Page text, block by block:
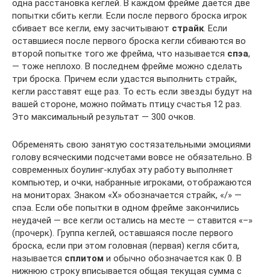
одна расстановка кеглей. В каждом фрейме дается две
попытки сбить кегли. Если после первого броска игрок
сбивает все кегли, ему засчитывают страйк. Если
оставшиеся после первого броска кегли сбиваются во
второй попытке того же фрейма, что называется спэа,
— тоже неплохо. В последнем фрейме можно сделать
три броска. Причем если удастся выполнить страйк,
кегли расставят еще раз. То есть если звезды будут на
вашей стороне, можно поймать птицу счастья 12 раз.
Это максимальный результат — 300 очков.
Обременять свою занятую состязательными эмоциями
голову всяческими подсчетами вовсе не обязательно. В
современных боулинг-клубах эту работу выполняет
компьютер, и очки, набранные игроками, отображаются
на мониторах. Знаком «Х» обозначается страйк, «/» —
спэа. Если обе попытки в одном фрейме закончились
неудачей — все кегли остались на месте — ставится «–»
(прочерк). Группа кеглей, оставшаяся после первого
броска, если при этом головная (первая) кегля сбита,
называется сплитом и обычно обозначается как 0. В
нижнюю строку вписывается общая текущая сумма с